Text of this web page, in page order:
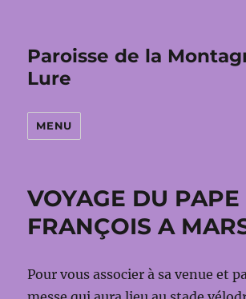
Paroisse de la
Lure
MENU
VOYAGE DU PAPE
FRANÇOIS A
Pour vous associer à sa venue et